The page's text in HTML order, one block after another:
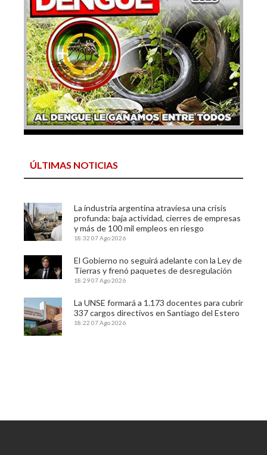
ÚLTIMAS NOTICIAS
La industria argentina atraviesa una crisis
profunda: baja actividad, cierres de empresas
y más de 100 mil empleos en riesgo
18:32 07 Ago 2026
El Gobierno no seguirá adelante con la Ley de
Tierras y frenó paquetes de desregulación
18:2907 Ago 2026
La UNSE formará a 1.173 docentes para cubrir
337 cargos directivos en Santiago del Estero
18:22 07 Ago 2026